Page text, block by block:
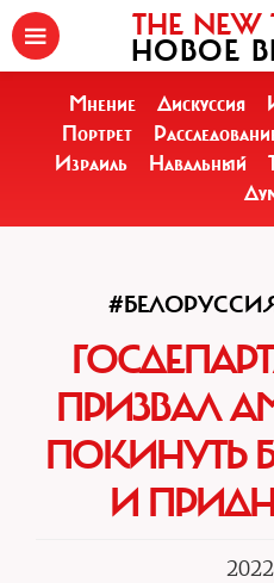
THE NEW
НОВОЕ
Мнение Дискуссия
Портрет
Израиль
Навальный
ПРИЗВАЛ
ПОКИНУТЬ
И